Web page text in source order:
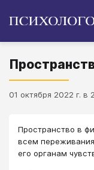
01 октября 2022 г. в
Пространство в
всем
его органам